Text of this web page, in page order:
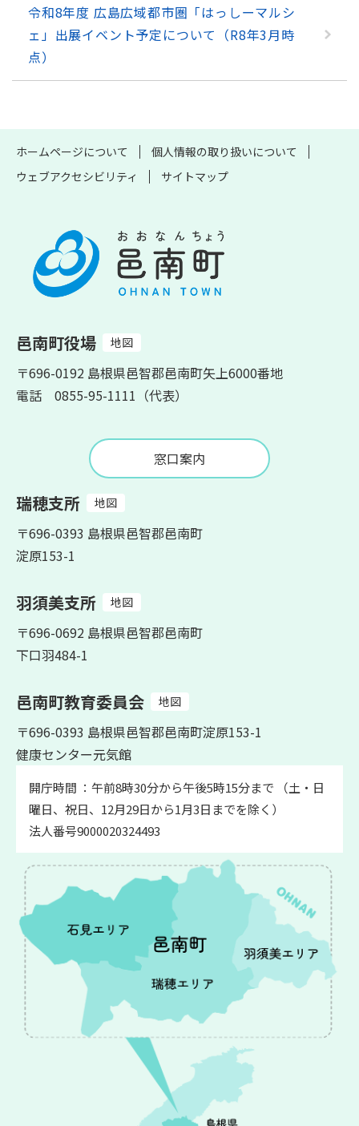
令和8年度 広島広域都市圏「はっしーマルシ
ェ」出展イベント予定について（R8年3月時
点）
ホームページについて
個人情報の取り扱いについて
ウェブアクセシビリティ
サイトマップ
邑南町役場 地図
〒696-0192 島根県邑智郡邑南町矢上6000番地
電話 0855-95-1111（代表）
窓口案内
瑞穂支所 地図
〒696-0393 島根県邑智郡邑南町
淀原153-1
羽須美支所 地図
〒696-0692 島根県邑智郡邑南町
下口羽484-1
邑南町教育委員会 地図
〒696-0393 島根県邑智郡邑南町淀原153-1
健康センター元気館
開庁時間 ：午前8時30分から午後5時15分まで （土・日
曜日、祝日、12月29日から1月3日までを除く）
法人番号9000020324493